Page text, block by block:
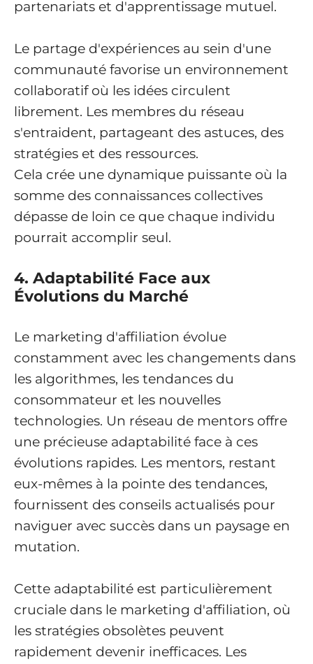
partenariats et d'apprentissage mutuel.
Le partage d'expériences au sein d'une
communauté favorise un environnement
collaboratif où les idées circulent
librement. Les membres du réseau
s'entraident, partageant des astuces, des
stratégies et des ressources.
Cela crée une dynamique puissante où la
somme des connaissances collectives
dépasse de loin ce que chaque individu
pourrait accomplir seul.
4. Adaptabilité Face aux
Évolutions du Marché
Le marketing d'affiliation évolue
constamment avec les changements dans
les algorithmes, les tendances du
consommateur et les nouvelles
technologies. Un réseau de mentors offre
une précieuse adaptabilité face à ces
évolutions rapides. Les mentors, restant
eux-mêmes à la pointe des tendances,
fournissent des conseils actualisés pour
naviguer avec succès dans un paysage en
mutation.
Cette adaptabilité est particulièrement
cruciale dans le marketing d'affiliation, où
les stratégies obsolètes peuvent
rapidement devenir inefficaces. Les